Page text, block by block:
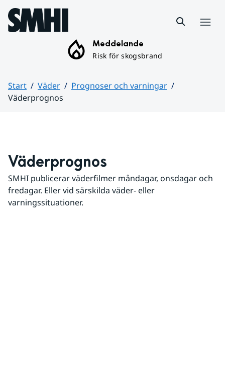
Hoppa till sidans innehåll
Meddelande
Risk för skogsbrand
Start Väder
Prognoser och varningar
Väderprognos
Väderprognos
SMHI publicerar väderfilmer måndagar, onsdagar och
fredagar. Eller vid särskilda väder- eller
varningssituationer.